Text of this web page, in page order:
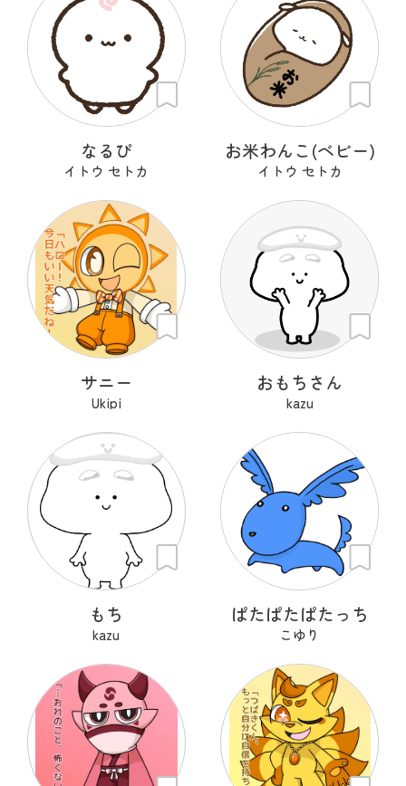
なるぴ
イトウ セトカ
お米わんこ(ベビー)
イトウ セトカ
サニー
Ukipi
おもちさん
kazu
もち
kazu
ぱたぱたぱたっち
こゆり